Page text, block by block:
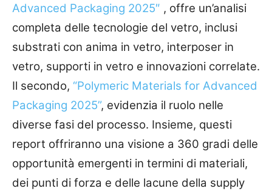
Advanced Packaging 2025″ , offre un’analisi
completa delle tecnologie del vetro, inclusi
substrati con anima in vetro, interposer in
vetro, supporti in vetro e innovazioni correlate.
Il secondo, “Polymeric Materials for Advanced
Packaging 2025”, evidenzia il ruolo nelle
diverse fasi del processo. Insieme, questi
report offriranno una visione a 360 gradi delle
opportunità emergenti in termini di materiali,
dei punti di forza e delle lacune della supply